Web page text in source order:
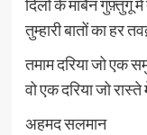
दिलों के माबैन गुफ़्तुगू
तुम्हारी बातों का हर
तमाम दरिया जो एक
वो एक दरिया जो रास्ते
अहमद सलमान